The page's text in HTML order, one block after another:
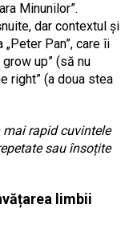
Minunilor”.
dar contextul și
Pan”, care îi
up” (să nu
right” (a doua stea
rapid cuvintele
sau însoțite
limbii